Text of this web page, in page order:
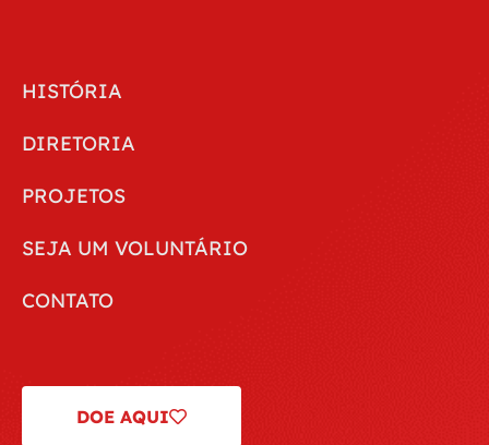
HISTÓRIA
DIRETORIA
PROJETOS
SEJA UM VOLUNTÁRIO
CONTATO
DOE AQUI